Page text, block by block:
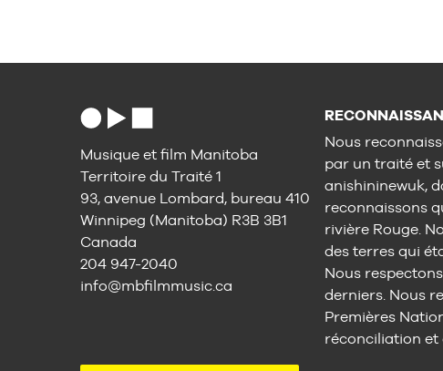
Musique et film Manitoba
Territoire du Traité 1
93, avenue Lombard, bureau 410
Winnipeg (Manitoba) R3B 3B1
Canada
204 947-2040
info@mbfilmmusic.ca
Nous
par un traité et
anishininewuk,
reconnaissons
rivière Rouge.
des terres qui
Nous
derniers. Nous
Premières
réconciliation et